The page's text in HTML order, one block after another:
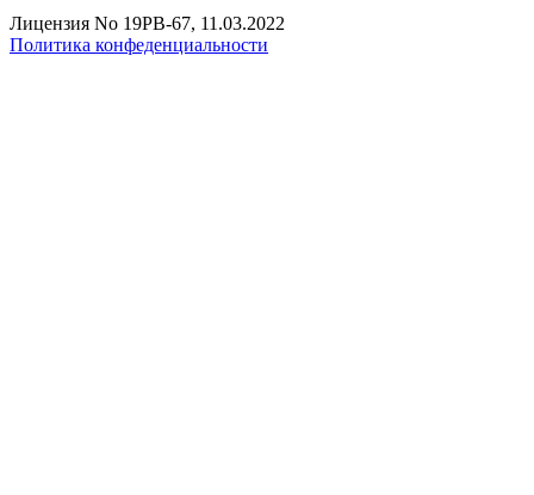
Лицензия No 19РВ-67, 11.03.2022
Политика конфеденциальности